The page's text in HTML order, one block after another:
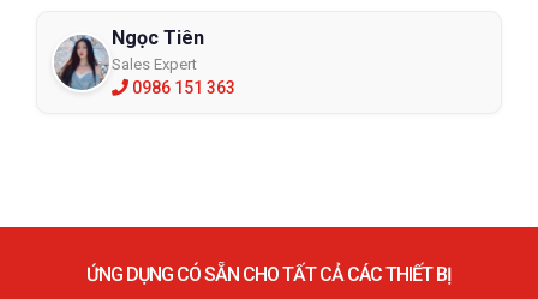
Ngọc Tiên
Sales Expert
0986 151 363
ỨNG DỤNG CÓ SẴN CHO TẤT CẢ CÁC THIẾT BỊ